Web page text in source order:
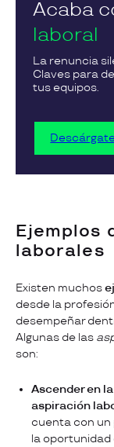
Acaba
laboral
La renuncia
Claves para
tus equipos.
Ejemplos
laborales
Existen muchos
desde la
desempeñar
Algunas de las
son:
Ascender en
aspiración
cuenta con un
la oportunidad